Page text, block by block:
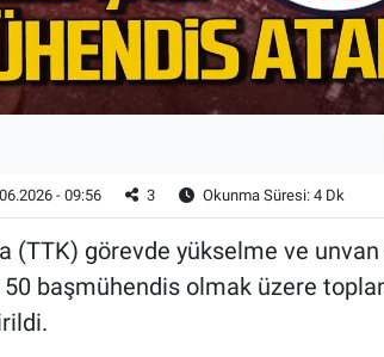
- 09:56 3 Okunma Süresi: 4 Dk
(TTK) görevde yükselme ve
50 başmühendis olmak üzere